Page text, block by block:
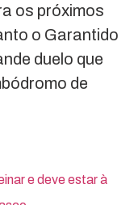
os próximos
o Garantido
duelo que
de
e deve estar à